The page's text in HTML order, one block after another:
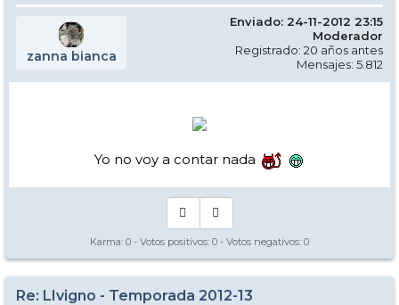
zanna bianca
Enviado: 24-11-2012 23:15
Moderador
Registrado: 20 años antes
Mensajes: 5.812
Yo no voy a contar nada
Karma: 0 - Votos positivos: 0 - Votos negativos: 0
Re: LIvigno - Temporada 2012-13